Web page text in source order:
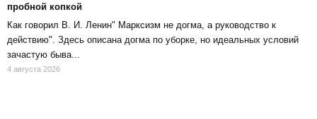
пробной копкой
Как говорил В. И. Ленин" Марксизм не догма, а руководство к
действию". Здесь описана догма по уборке, но идеальных условий
зачастую быва...
4 августа 2026